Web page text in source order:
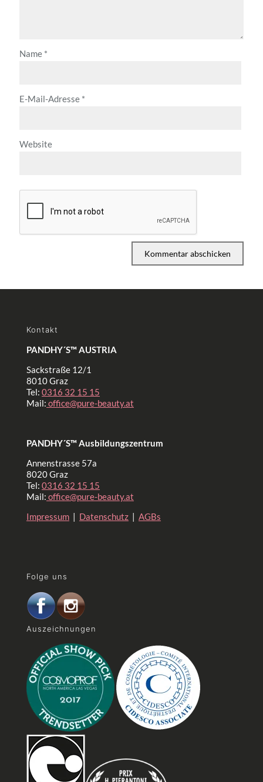
Name *
E-Mail-Adresse *
Website
Kontakt
PANDHY´S™ AUSTRIA
Sackstraße 12/1
8010 Graz
Tel: 0316 32 15 15
Mail: office@pure-beauty.at
PANDHY´S™ Ausbildungszentrum
Annenstrasse 57a
8020 Graz
Tel: 0316 32 15 15
Mail: office@pure-beauty.at
Impressum | Datenschutz | AGBs
Folge uns
Auszeichnungen